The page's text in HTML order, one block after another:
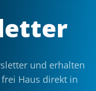
und erhalten
Haus direkt in